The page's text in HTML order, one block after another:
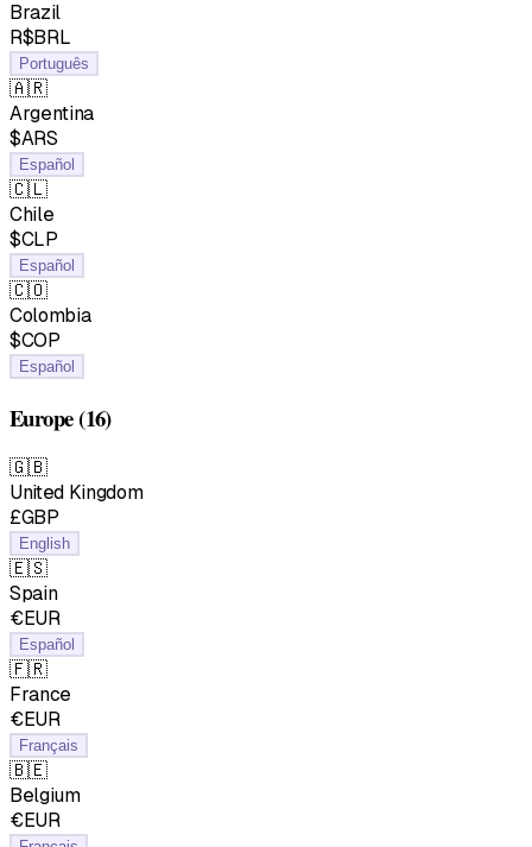
Brazil
R$BRL
Português
🇦🇷
Argentina
$ARS
Español
🇨🇱
Chile
$CLP
Español
🇨🇴
Colombia
$COP
Español
Europe(16)
🇬🇧
United Kingdom
£GBP
English
🇪🇸
Spain
€EUR
Español
🇫🇷
France
€EUR
Français
🇧🇪
Belgium
€EUR